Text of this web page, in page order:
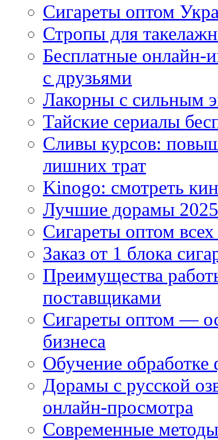
Сигареты оптом
Стропы для
Бесплатные
с друзьями
Лакорны с сильным
Тайские сериалы
Сливы курсов:
лишних трат
Kinogo: смотреть
Лучшие дорамы
Сигареты оптом
Заказ от 1 блока
Преимущества
поставщиками
Сигареты оптом —
бизнеса
Обучение
Дорамы с русской
онлайн-просмотра
Современные